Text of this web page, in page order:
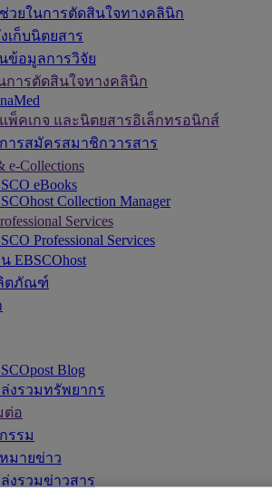
วยในการตัดสินใจทางคลินิก
เก็บนิตยสาร
ข้อมูลการวิจัย
การตัดสินใจทางคลินิก
พ็คเกจ และนิตยสารอิเล็กทรอนิกส์
ารสมัครสมาชิกวารสาร
Collections
eBooks
Collection Manager
Services
Professional Services
EBSCOhost
ตภัณฑ์
Blog
งรวมทรัพยากร
ต่อ
รรม
มายข่าว
งรวมข่าวสาร